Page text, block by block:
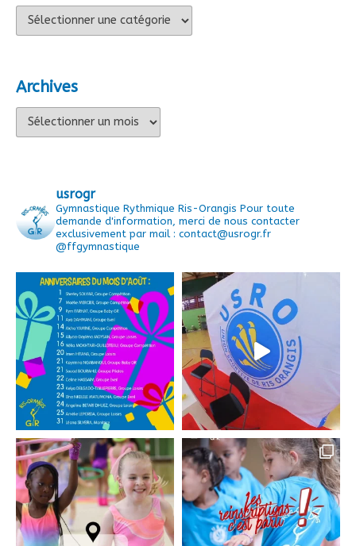
Catégories
Archives
Archives
usrogr
Gymnastique Rythmique Ris-Orangis Pour toute
demande d'information, merci de nous contacter
exclusivement par mail : contact@usrogr.fr
@ffgymnastique